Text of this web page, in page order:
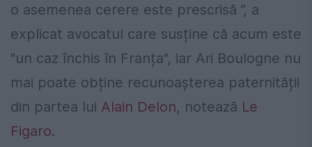
o asemenea cerere este prescrisă ”, a
explicat avocatul care susține că acum este
"un caz închis în Franța", iar Ari Boulogne nu
mai poate obține recunoașterea paternității
din partea lui Alain Delon, notează Le
Figaro.